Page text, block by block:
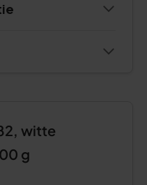
witte
g